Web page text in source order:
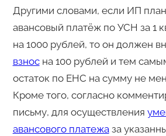
Другими словами, если ИП
авансовый платёж по УСН за 1
на 1000 рублей, то он должен
взносна 100 рублей и тем
остаток по ЕНС на сумму не
Кроме того, согласно
письму, для осуществления
авансового платежаза